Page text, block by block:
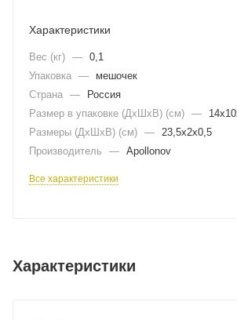
Характеристики
Вес (кг) — 0,1
Упаковка —
мешочек
Страна —
Россия
Размер в упаковке (ДхШxВ) (см) —
Размеры (ДxШxВ) (см) — 23,5х2х0,5
Производитель
— Apollonov
Все характеристики
Характеристики